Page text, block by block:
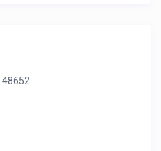
48652